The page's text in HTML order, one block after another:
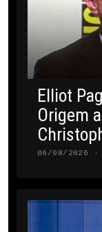
Elliot
Origem
06/08/2026 ·